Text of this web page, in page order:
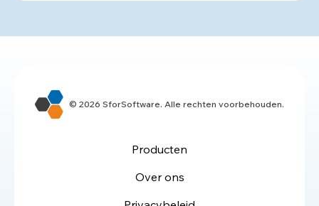
© 2026 SforSoftware. Alle rechten voorbehouden.
Producten
Over ons